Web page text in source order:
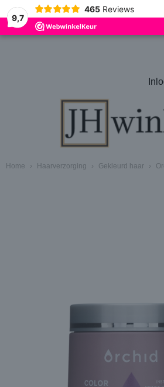
9,7
465 Reviews
Home › Haarverzorging › Gekleurd haar ›